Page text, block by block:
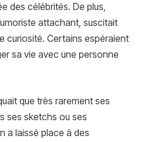
des célébrités. De plus,
attachant, suscitait
curiosité. Certains espéraient
sa vie avec une personne
que très rarement ses
ses sketchs ou ses
a laissé place à des